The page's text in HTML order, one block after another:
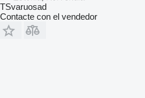
TSvaruosad
Contacte con el vendedor